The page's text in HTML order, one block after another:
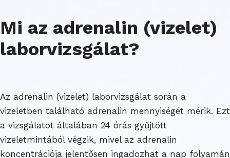
Mi az adrenalin (vizelet)
laborvizsgálat?
Az adrenalin (vizelet) laborvizsgálat során a
vizeletben található adrenalin mennyiségét mérik. Ezt
a vizsgálatot általában 24 órás gyűjtött
vizeletmintából végzik, mivel az adrenalin
koncentrációja jelentősen ingadozhat a nap folyamán